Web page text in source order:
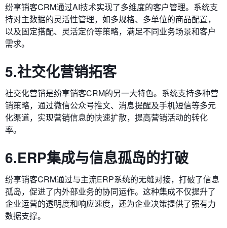
纷享销客CRM通过AI技术实现了多维度的客户管理。系统支
持对主数据的灵活性管理，如多规格、多单位的商品配置，
以及固定搭配、灵活定价等策略，满足不同业务场景和客户
需求。
5.社交化营销拓客
社交化营销是纷享销客CRM的另一大特色。系统支持多种营
销策略，通过微信公众号推文、消息提醒及手机短信等多元
化渠道，实现营销信息的快速扩散，提高营销活动的转化
率。
6.ERP集成与信息孤岛的打破
纷享销客CRM通过与主流ERP系统的无缝对接，打破了信息
孤岛，促进了内外部业务的协同运作。这种集成不仅提升了
企业运营的透明度和响应速度，还为企业决策提供了强有力
数据支撑。